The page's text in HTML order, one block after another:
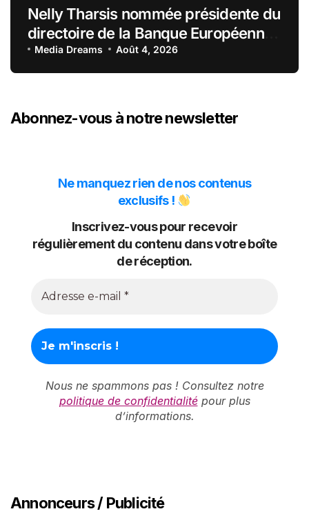
Nelly Tharsis nommée présidente du
directoire de la Banque Européenne
du Crédit Mutuel
Media Dreams Août 4, 2026
Abonnez-vous à notre newsletter
Ne manquez rien de nos contenus
exclusifs !
Inscrivez-vous pour recevoir
régulièrement du contenu dans votre boîte
de réception.
Nous ne spammons pas ! Consultez notre
politique de confidentialitépour plus
d’informations.
Annonceurs / Publicité